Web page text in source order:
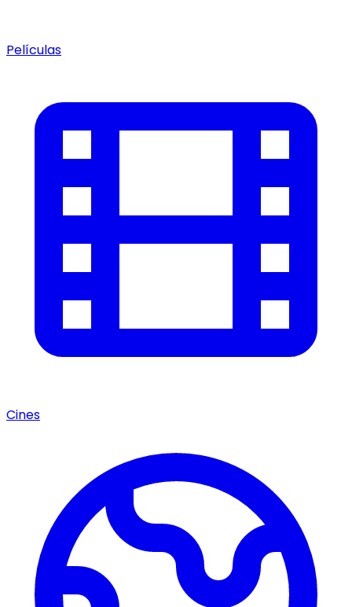
Películas
Cines